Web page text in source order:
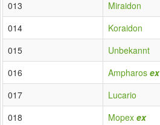
013
Miraidon
014
Koraidon
015
Unbekannt
016
Ampharos ex
017
Lucario
018
Mopex ex